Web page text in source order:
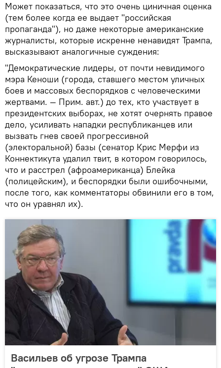
Может показаться, что это очень циничная оценка
(тем более когда ее выдает "российская
пропаганда"), но даже некоторые американские
журналисты, которые искренне ненавидят Трампа,
высказывают аналогичные суждения:
"Демократические лидеры, от почти невидимого
мэра Кеноши (города, ставшего местом уличных
боев и массовых беспорядков с человеческими
жертвами. — Прим. авт.) до тех, кто участвует в
президентских выборах, не хотят очернять правое
дело, усиливать нападки республиканцев или
вызвать гнев своей прогрессивной
(электоральной) базы (сенатор Крис Мерфи из
Коннектикута удалил твит, в котором говорилось,
что и расстрел (афроамериканца) Блейка
(полицейским), и беспорядки были ошибочными,
после того, как комментаторы обвинили его в том,
что он уравнял их).
Васильев об угрозе Трампа